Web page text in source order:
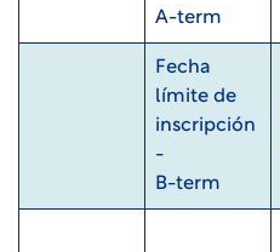
A-term
Fecha
límite de
inscripción
-
B-term